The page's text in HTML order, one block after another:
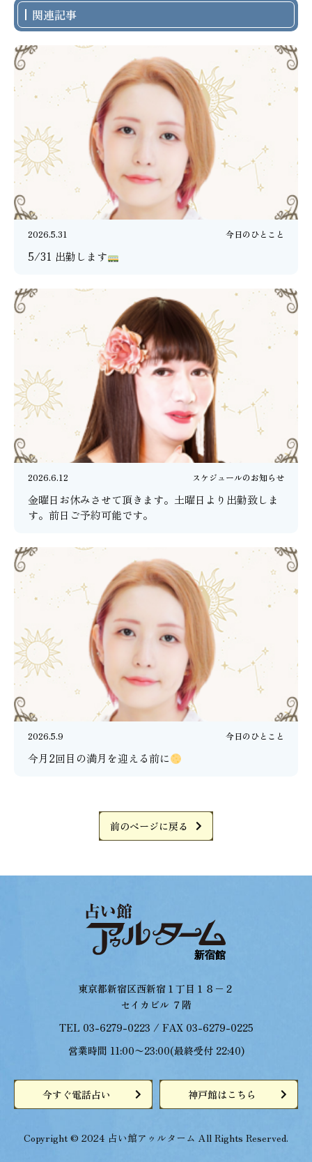
関連記事
2026.5.31 今日のひとこと
5/31 出勤します
2026.6.12 スケジュールのお知らせ
金曜日お休みさせて頂きます。土曜日より出勤致しま
す。前日ご予約可能です。
2026.5.9 今日のひとこと
今月2回目の満月を迎える前に
前のページに戻る
東京都新宿区西新宿１丁目１８−２
セイカビル ７階
TEL 03-6279-0223 / FAX 03-6279-0225
営業時間 11:00〜23:00(最終受付 22:40)
今すぐ電話占い 神戸館はこちら
Copyright © 2024 占い館アゥルターム All Rights Reserved.